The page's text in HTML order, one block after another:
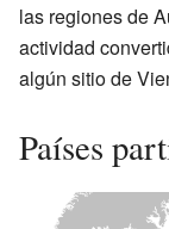
las regiones de
actividad
algún sitio de
Países